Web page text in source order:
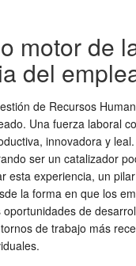
motor de
del
de Recursos
Una fuerza laboral
innovadora y
ser un catalizador
esta experiencia, un
la forma en que los
de
de trabajo más